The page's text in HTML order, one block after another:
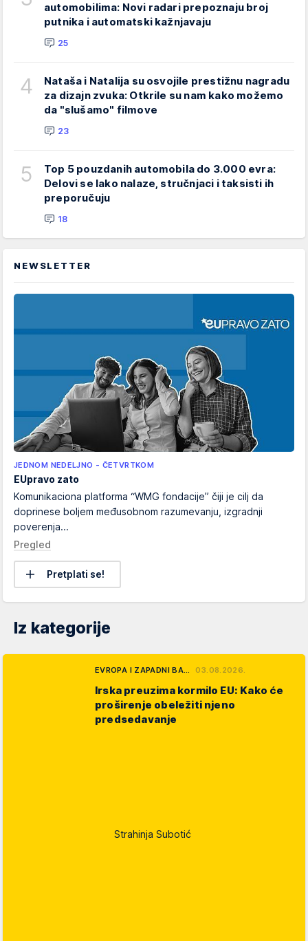
automobilima: Novi radari prepoznaju broj
putnika i automatski kažnjavaju
25
4
Nataša i Natalija su osvojile prestižnu nagradu
za dizajn zvuka: Otkrile su nam kako možemo
da "slušamo" filmove
23
5
Top 5 pouzdanih automobila do 3.000 evra:
Delovi se lako nalaze, stručnjaci i taksisti ih
preporučuju
18
NEWSLETTER
JEDNOM NEDELJNO - ČETVRTKOM
EUpravo zato
Komunikaciona platforma “WMG fondacije” čiji je cilj da
doprinese boljem međusobnom razumevanju, izgradnji
poverenja...
Pregled
Pretplati se!
Iz kategorije
EVROPA I ZAPADNI BA… 03.08.2026.
Irska preuzima kormilo EU: Kako će
proširenje obeležiti njeno
predsedavanje
Strahinja Subotić